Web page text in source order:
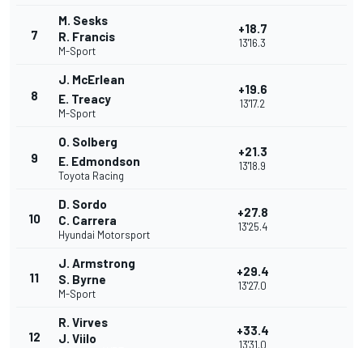
7
M. Sesks
R. Francis
M-Sport
+18.7
13'16.3
8
J. McErlean
E. Treacy
M-Sport
+19.6
13'17.2
9
O. Solberg
E. Edmondson
Toyota Racing
+21.3
13'18.9
10
D. Sordo
C. Carrera
Hyundai Motorsport
+27.8
13'25.4
11
J. Armstrong
S. Byrne
M-Sport
+29.4
13'27.0
12
R. Virves
J. Viilo
+33.4
13'31.0